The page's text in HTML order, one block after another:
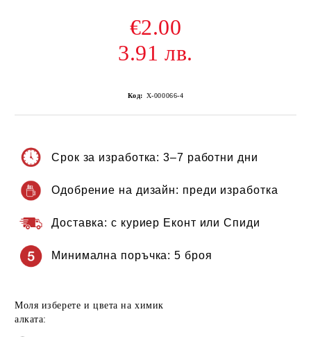
€2.00
3.91 лв.
Код: Х-000066-4
Срок за изработка: 3–7 работни дни
Одобрение на дизайн: преди изработка
Доставка: с куриер Еконт или Спиди
Минимална поръчка: 5 броя
Моля изберете и цвета на химик
алката: